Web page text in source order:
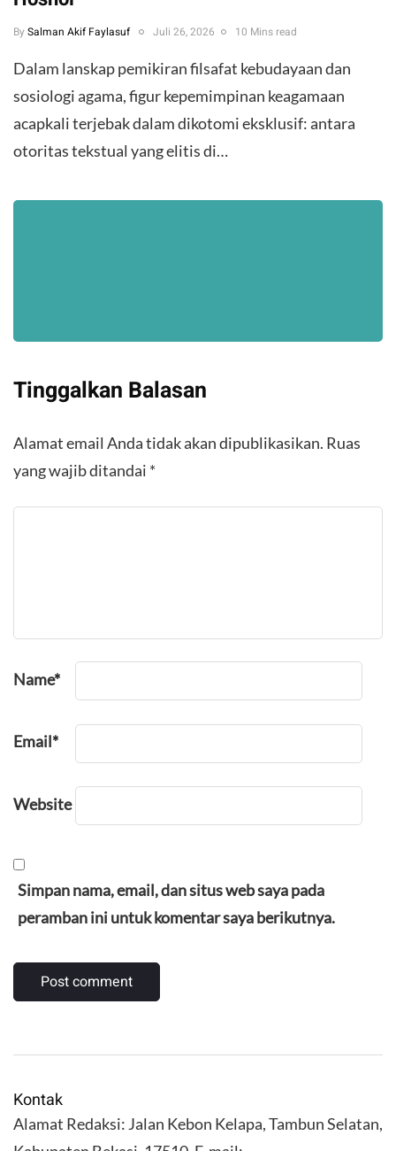
By Salman Akif Faylasuf Juli 26, 2026 10 Mins read
Dalam lanskap pemikiran filsafat kebudayaan dan
sosiologi agama, figur kepemimpinan keagamaan
acapkali terjebak dalam dikotomi eksklusif: antara
otoritas tekstual yang elitis di…
Tinggalkan Balasan
Alamat email Anda tidak akan dipublikasikan. Ruas
yang wajib ditandai *
Name*
Email*
Website
Simpan nama, email, dan situs web saya pada
peramban ini untuk komentar saya berikutnya.
Kontak
Alamat Redaksi: Jalan Kebon Kelapa, Tambun Selatan,